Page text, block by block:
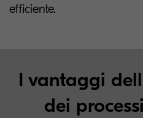
efficiente.
I vantaggi
dei